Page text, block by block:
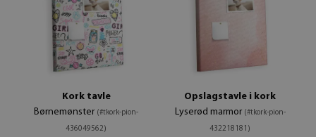
Kork tavle
Børnemønster (#tkork-pion-
436049562)
Opslagstavle i kork
Lyserød marmor (#tkork-pion-
432218181)